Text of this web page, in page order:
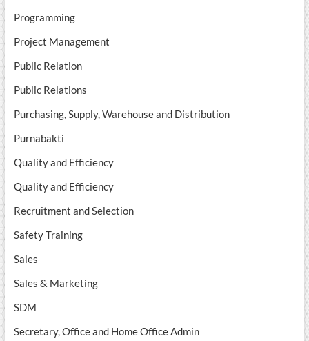
Programming
Project Management
Public Relation
Public Relations
Purchasing, Supply, Warehouse and Distribution
Purnabakti
Quality and Efficiency
Quality and Efficiency
Recruitment and Selection
Safety Training
Sales
Sales & Marketing
SDM
Secretary, Office and Home Office Admin